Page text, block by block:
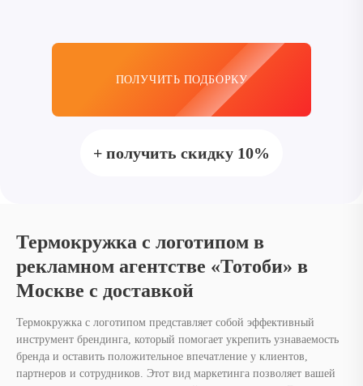
рекламном агентстве «Тотоби» в
бренда и оставить положительное впечатление у клиентов,
партнеров и сотрудников. Этот вид маркетинга позволяет вашей
компании оставаться в памяти людей на долгое время. Вот
несколько ключевых преимуществ термокружек с логотипом:
Продвижение бренда: Термокружка с логотипом становится
мобильной рекламой вашего бренда. Когда люди используют или
носят предметы с вашим логотипом, они демонстрируют вашу
компанию и помогают распространять ее узнаваемость.